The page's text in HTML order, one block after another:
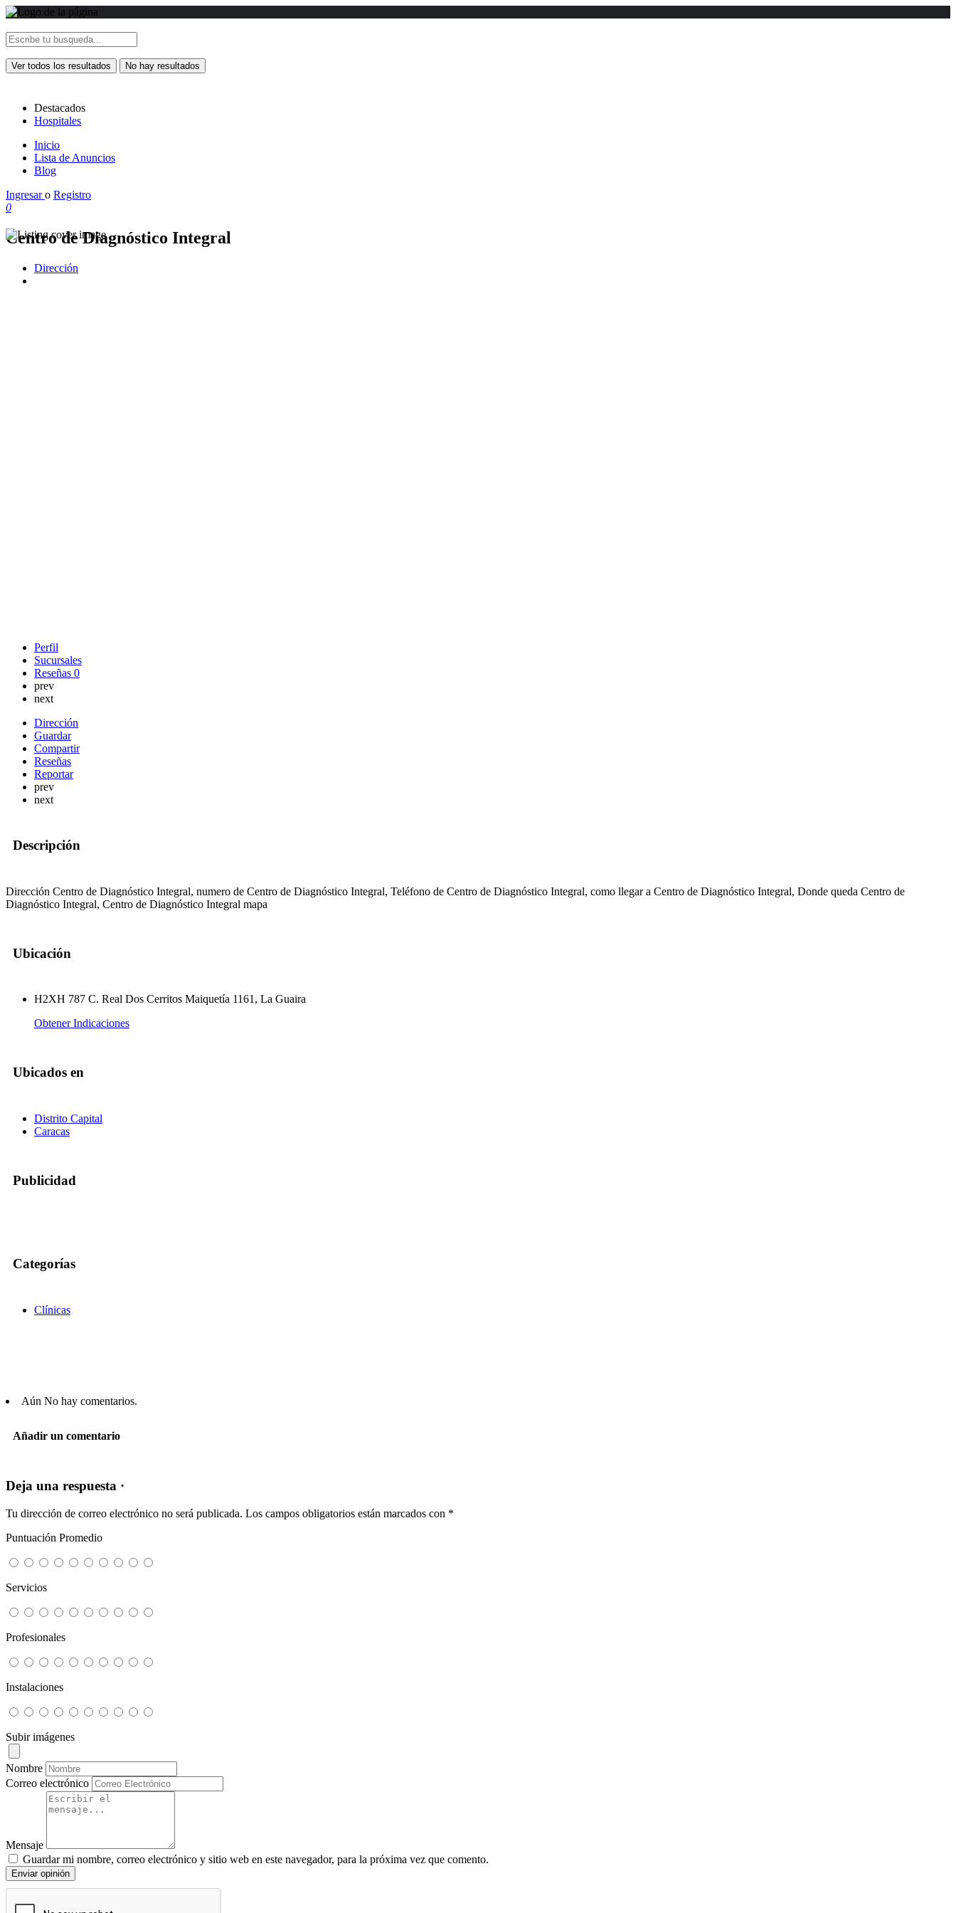
Ver todos los resultados No hay resultados
Destacados
Hospitales
Inicio
Lista de Anuncios
Blog
Ingresaro Registro
0
Centro de Diagnóstico Integral
Dirección
Perfil
Sucursales
Reseñas 0
prev
next
Dirección
Guardar
Compartir
Reseñas
Reportar
prev
next
Descripción
Dirección Centro de Diagnóstico Integral, numero de Centro de Diagnóstico Integral, Teléfono de Centro de Diagnóstico Integral, como llegar a Centro de Diagnóstico Integral, Donde queda Centro de
Diagnóstico Integral, Centro de Diagnóstico Integral mapa
Ubicación
H2XH 787 C. Real Dos Cerritos Maiquetía 1161, La Guaira
Obtener Indicaciones
Ubicados en
Distrito Capital
Caracas
Publicidad
Categorías
Clínicas
Aún No hay comentarios.
Añadir un comentario
Deja una respuesta ·
Tu dirección de correo electrónico no será publicada. Los campos obligatorios están marcados con *
Puntuación Promedio
Servicios
Profesionales
Instalaciones
Subir imágenes
Nombre
Correo electrónico
Mensaje
Guardar mi nombre, correo electrónico y sitio web en este navegador, para la próxima vez que comento.
Enviar opinión